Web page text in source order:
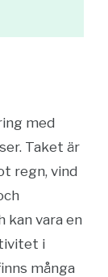
med
Taket är
regn, vind
kan vara en
i
många